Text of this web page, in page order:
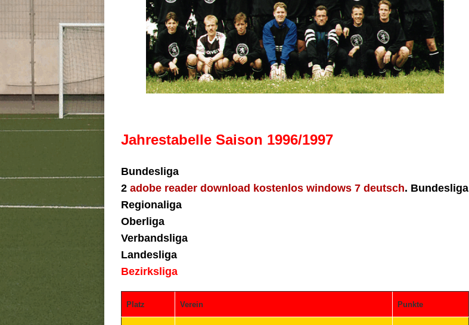
Jahrestabelle Saison 1996/1997
Bundesliga
2 adobe reader download kostenlos windows 7 deutsch. Bundesliga
Regionaliga
Oberliga
Verbandsliga
Landesliga
Bezirksliga
Platz Verein Punkte